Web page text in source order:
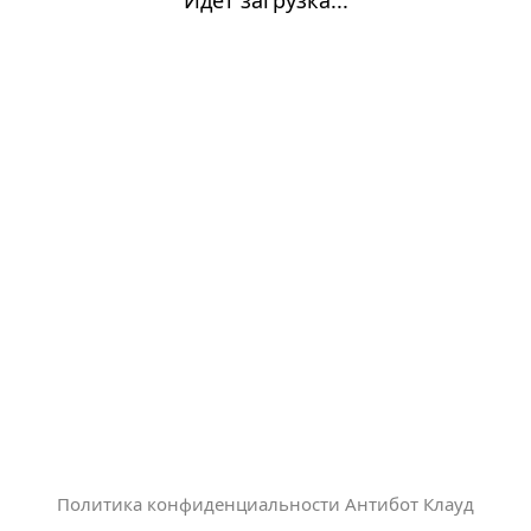
Политика конфиденциальности Антибот Клауд